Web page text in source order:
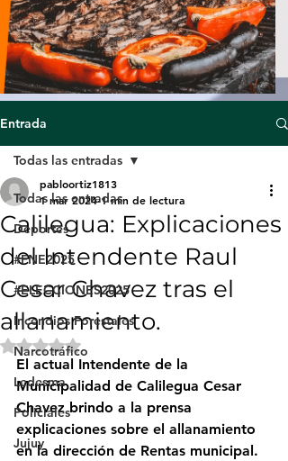
Entrada
Todas las entradas
Deportes
#FNE2025
#ELECCIONES2025
Incendios Forestales
Narcotráfico
Ledesma
Policiales
Jujuy
Todas las entradas
Calilegua: Explicaciones
del Intendente Raul
Cesar Chavez tras el
allanamiento.
pabloortiz1813
1 mar 2024 1 min de lectura
Obtuvo NaN de 5 estrellas.
El actual Intendente de la
Municipalidad de Calilegua Cesar
Chavez brindo a la prensa
explicaciones sobre el allanamiento
en la dirección de Rentas municipal.